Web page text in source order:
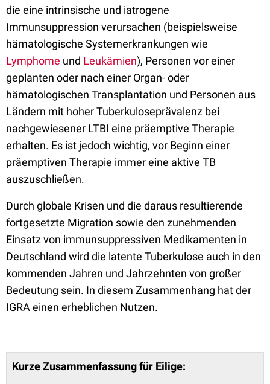
die eine intrinsische und iatrogene
Immunsuppression verursachen (beispielsweise
hämatologische Systemerkrankungen wie
Lymphome und Leukämien), Personen vor einer
geplanten oder nach einer Organ- oder
hämatologischen Transplantation und Personen aus
Ländern mit hoher Tuberkuloseprävalenz bei
nachgewiesener LTBI eine präemptive Therapie
erhalten. Es ist jedoch wichtig, vor Beginn einer
präemptiven Therapie immer eine aktive TB
auszuschließen.
Durch globale Krisen und die daraus resultierende
fortgesetzte Migration sowie den zunehmenden
Einsatz von immunsuppressiven Medikamenten in
Deutschland wird die latente Tuberkulose auch in den
kommenden Jahren und Jahrzehnten von großer
Bedeutung sein. In diesem Zusammenhang hat der
IGRA einen erheblichen Nutzen.
Kurze Zusammenfassung für Eilige: